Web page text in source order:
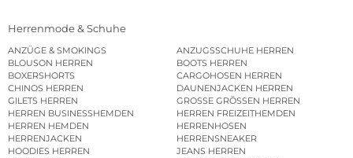
Herrenmode & Schuhe
ANZÜGE & SMOKINGS
ANZUGSSCHUHE HERREN
BLOUSON HERREN
BOOTS HERREN
BOXERSHORTS
CARGOHOSEN HERREN
CHINOS HERREN
DAUNENJACKEN HERREN
GILETS HERREN
GROSSE GRÖSSEN HERREN
HERREN BUSINESSHEMDEN
HERREN FREIZEITHEMDEN
HERREN HEMDEN
HERRENHOSEN
HERRENJACKEN
HERRENSNEAKER
HOODIES HERREN
JEANS HERREN